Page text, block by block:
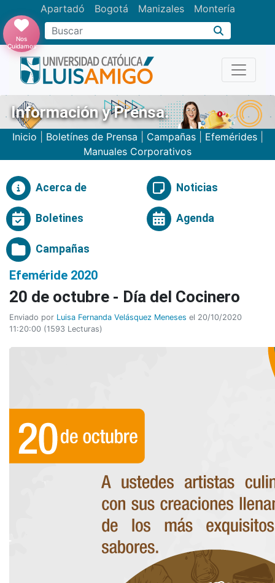
Apartadó Bogotá Manizales Montería
Buscar
Nos
Cuidamos
Información y Prensa.
Inicio Boletínes de Prensa Campañas| Efemérides|
Manuales Corporativos
Acerca de Noticias
Boletines Agenda
Campañas
Efeméride 2020
20 de octubre - Día del Cocinero
Enviado por Luisa Fernanda Velásquez Meneses el 20/10/2020
11:20:00 (1593 Lecturas)